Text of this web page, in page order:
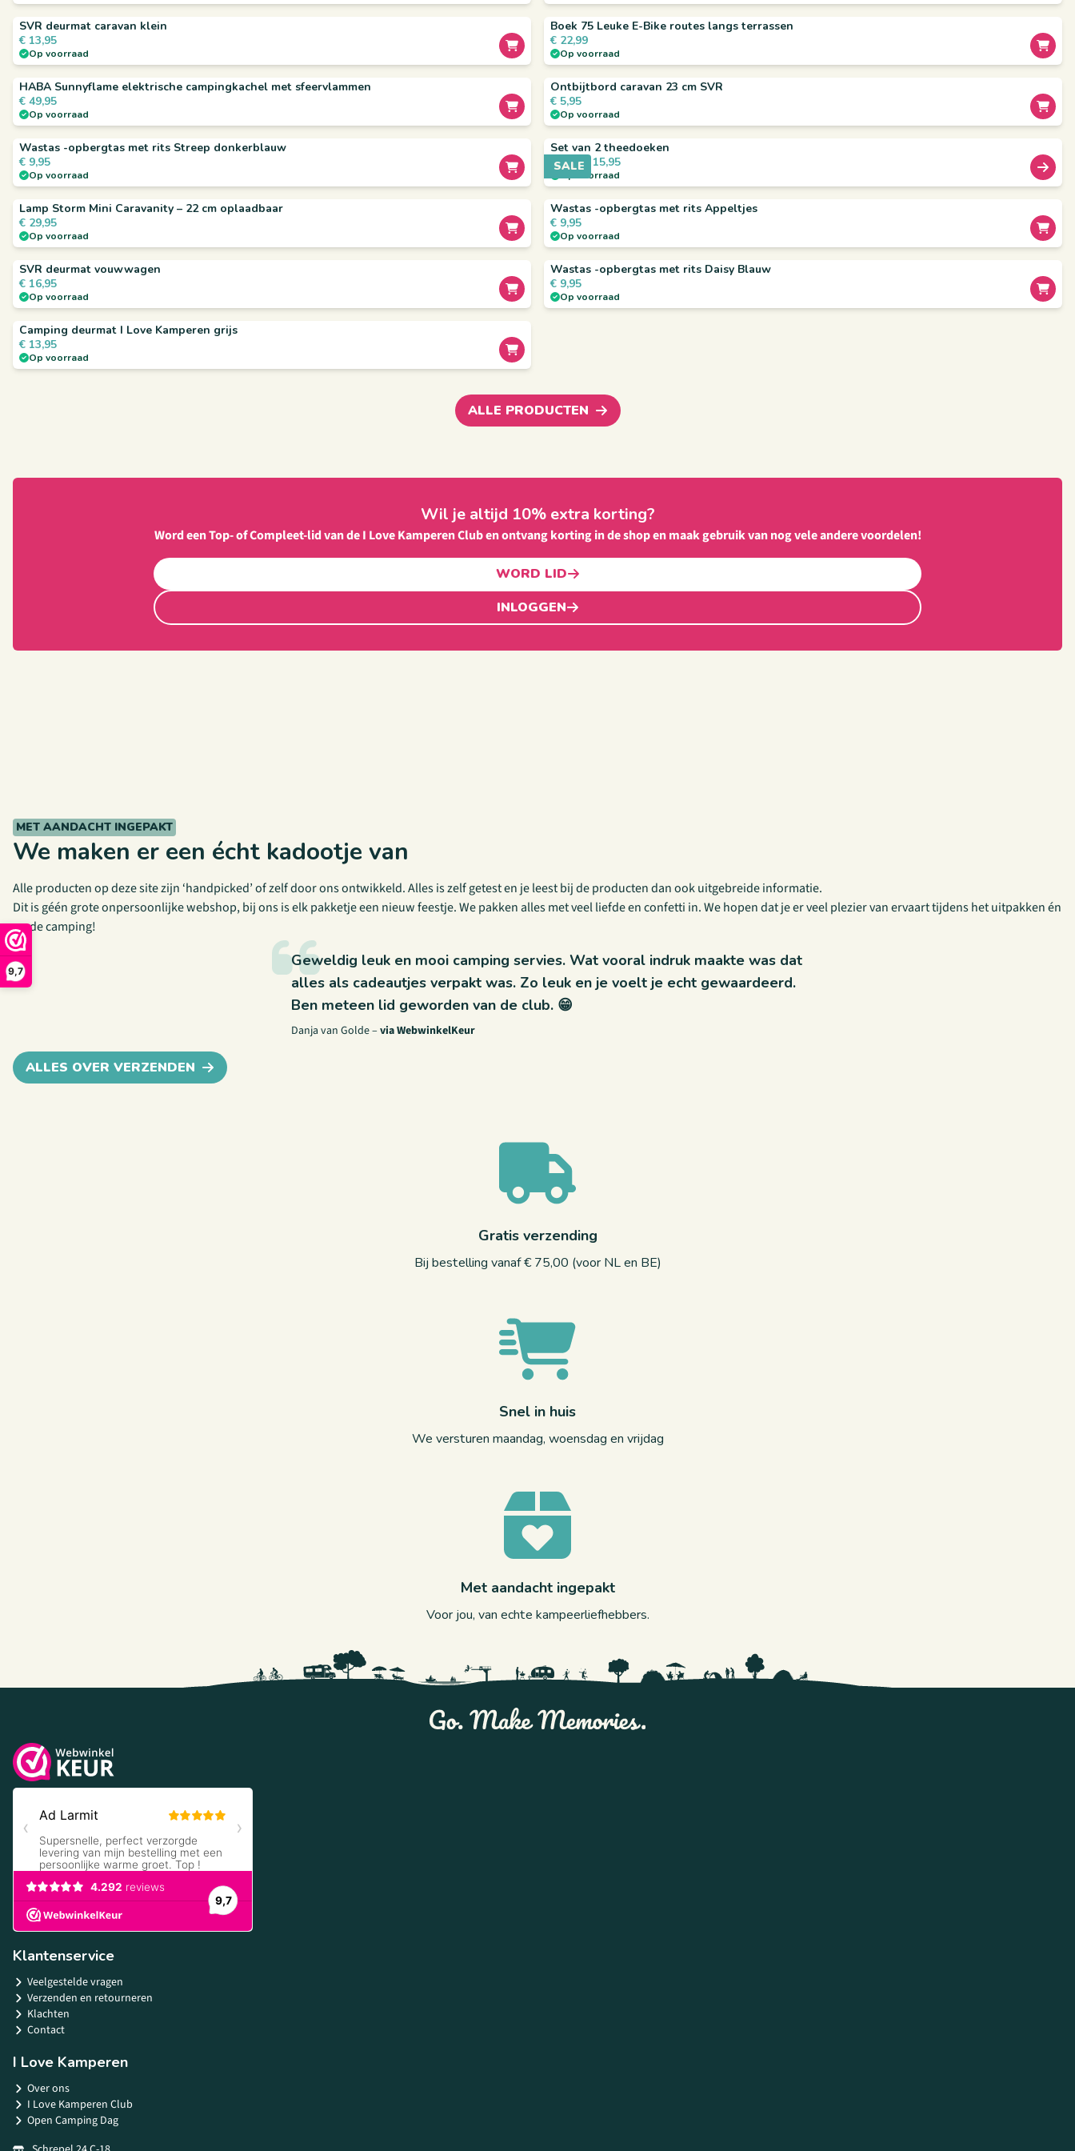
9,7
SVR deurmat caravan klein
Op voorraad
€ 13,95
Boek 75 Leuke E-Bike routes langs terrassen
Op voorraad
€ 22,99
HABA Sunnyflame elektrische campingkachel met sfeervlammen
Op voorraad
€ 49,95
Ontbijtbord caravan 23 cm SVR
Op voorraad
€ 5,95
Wastas -opbergtas met rits Streep donkerblauw
Op voorraad
€ 9,95 SALE
Set van 2 theedoeken
Op voorraad
€17,90€ 15,95
Lamp Storm Mini Caravanity – 22 cm oplaadbaar
Op voorraad
€ 29,95
Wastas -opbergtas met rits Appeltjes
Op voorraad
€ 9,95
SVR deurmat vouwwagen
Op voorraad
€ 16,95
Wastas -opbergtas met rits Daisy Blauw
Op voorraad
€ 9,95
Camping deurmat I Love Kamperen grijs
Op voorraad
€ 13,95
ALLE PRODUCTEN
Wil je altijd 10% extra korting?
Word een Top- of Compleet-lid van de I Love Kamperen Club en ontvang korting in de shop en maak gebruik van nog vele andere voordelen!
WORD LID
INLOGGEN
BEKIJK MEER
BEKIJK MEER
MET AANDACHT INGEPAKT
We maken er een écht kadootje van
Alle producten op deze site zijn ‘handpicked’ of zelf door ons ontwikkeld. Alles is zelf getest en je leest bij de producten dan ook uitgebreide informatie.
Dit is géén grote onpersoonlijke webshop, bij ons is elk pakketje een nieuw feestje. We pakken alles met veel liefde en confetti in. We hopen dat je er veel plezier van ervaart tijdens het uitpakken én
op de camping!
Geweldig leuk en mooi camping servies. Wat vooral indruk maakte was dat
alles als cadeautjes verpakt was. Zo leuk en je voelt je echt gewaardeerd.
Ben meteen lid geworden van de club. 😁
Danja van Golde–via WebwinkelKeur
ALLES OVER VERZENDEN
Gratis verzending
Bij bestelling vanaf € 75,00 (voor NL en BE)
Snel in huis
We versturen maandag, woensdag en vrijdag
Met aandacht ingepakt
Voor jou, van echte kampeerliefhebbers.
Klantenservice
Veelgestelde vragen
Verzenden en retourneren
Klachten
Contact
I Love Kamperen
Over ons
I Love Kamperen Club
Open Camping Dag